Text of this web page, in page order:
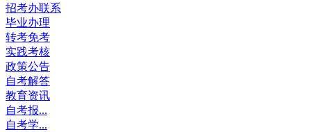
招考办联系
毕业办理
转考免考
实践考核
政策公告
自考解答
教育资讯
自考报...
自考学...